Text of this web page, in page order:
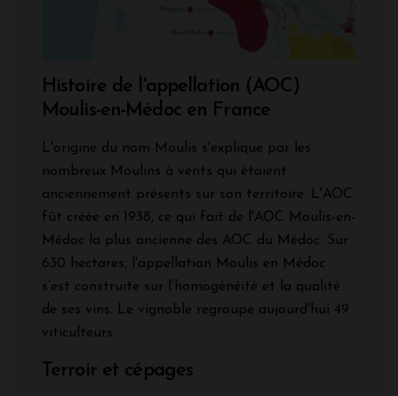
Histoire de l'appellation (AOC)
Moulis-en-Médoc en France
L'origine du nom Moulis s'explique par les
nombreux Moulins à vents qui étaient
anciennement présents sur son territoire. L'AOC
fût créée en 1938, ce qui fait de l'AOC Moulis-en-
Médoc la plus ancienne des AOC du Médoc. Sur
630 hectares, l'appellation Moulis en Médoc
s’est construite sur l’homogénéité et la qualité
de ses vins. Le vignoble regroupe aujourd'hui 49
viticulteurs.
Terroir et cépages